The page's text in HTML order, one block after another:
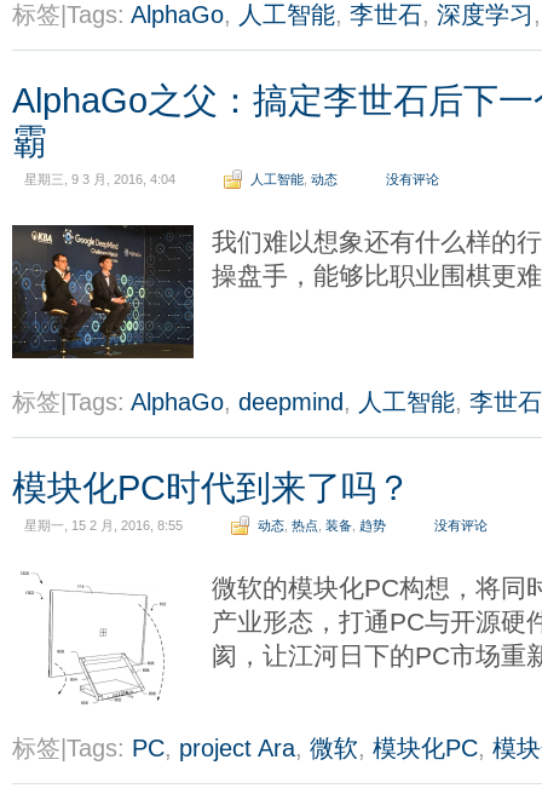
标签|Tags: AlphaGo, 人工智能, 李世石, 深度学习
AlphaGo之父：搞定李世石后下
霸
星期三, 9 3 月, 2016, 4:04 人工智能 动态 没有评论
我们难以想象还有什么样的
操盘手，能够比职业围棋更
标签|Tags: AlphaGo, deepmind , 人工智能, 李世石
模块化PC时代到来了吗？
星期一, 15 2 月, 2016, 8:55 动态 热点 装备 趋势 没有评论
微软的模块化PC构想，将同
产业形态，打通PC与开源硬
阂，让江河日下的PC市场重
标签|Tags: PC, project Ara, 微软, 模块化PC, 模